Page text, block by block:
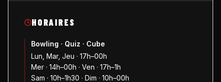
HORAIRES
Bowling · Quiz · Cube
Lun, Mar, Jeu · 17h–00h
Mer · 14h–00h · Ven · 17h–1h
Sam · 10h–1h30 · Dim · 10h–00h